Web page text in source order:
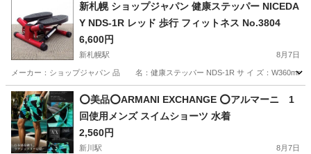
新札幌 ショップジャパン 健康ステッパー NICEDA
Y NDS-1R レッド 歩行 フィットネス No.3804
6,600円
新札幌駅 8月7日
メーカー：ショップジャパン 品 名：健康ステッパー NDS-1R サ イ ズ：
北海道 札幌市 新札幌駅 フィットネス、トレーニング
ステッパー
⭕美品⭕ARMANI EXCHANGE ⭕アルマーニ 1
回使用メンズ スイムショーツ 水着
2,560円
新川駅 8月7日